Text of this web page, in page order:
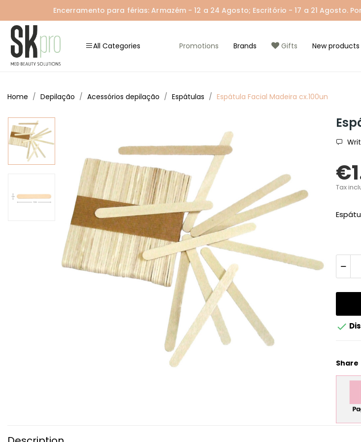
Encerramento para férias: Armazém - 12 a 24 Agosto; Escritório - 17 a 21 Agosto.
All Categories Promotions Brands Gifts New products
Home Depilação Acessórios depilação Espátulas Espátula Facial Madeira cx.100un
Tax

Share